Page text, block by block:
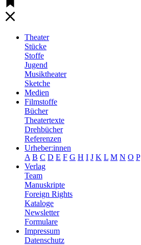
Theater
Stücke
Stoffe
Jugend
Musiktheater
Sketche
Medien
Filmstoffe
Bücher
Theatertexte
Drehbücher
Referenzen
Urheber:innen
A B C D E F G H I J K L M N O P
Verlag
Team
Manuskripte
Foreign Rights
Kataloge
Newsletter
Formulare
Impressum
Datenschutz